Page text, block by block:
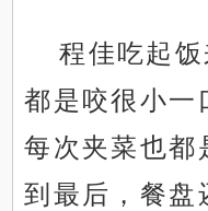
程佳吃起
都是咬很小一
每次夹菜也都
到最后，餐盘